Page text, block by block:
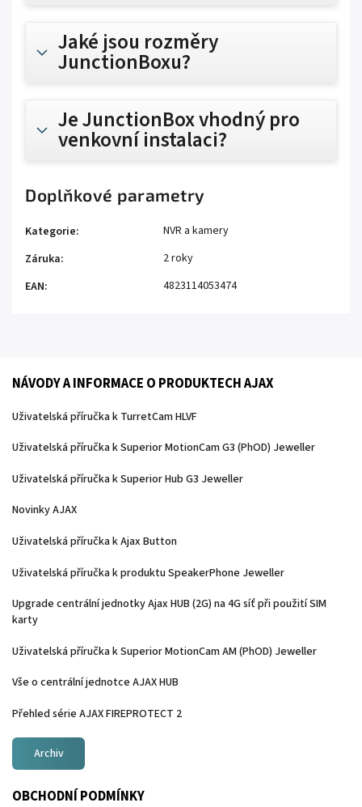
Jaké jsou rozměry
JunctionBoxu?
Je JunctionBox vhodný pro
venkovní instalaci?
Doplňkové parametry
Kategorie:
NVR a kamery
Záruka:
2 roky
EAN: 4823114053474
NÁVODY A INFORMACE O PRODUKTECH AJAX
Uživatelská příručka k TurretCam HLVF
Uživatelská příručka k Superior MotionCam G3 (PhOD) Jeweller
Uživatelská příručka k Superior Hub G3 Jeweller
Novinky AJAX
Uživatelská příručka k Ajax Button
Uživatelská příručka k produktu SpeakerPhone Jeweller
Upgrade centrální jednotky Ajax HUB (2G) na 4G síť při použití SIM
karty
Uživatelská příručka k Superior MotionCam AM (PhOD) Jeweller
Vše o centrální jednotce AJAX HUB
Přehled série AJAX FIREPROTECT 2
Archiv
OBCHODNÍ PODMÍNKY